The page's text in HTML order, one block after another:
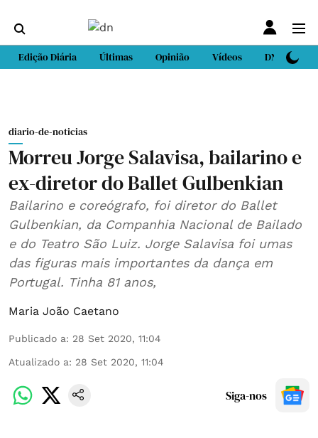
Edição Diária Últimas Opinião Vídeos DN Sport
diario-de-noticias
Morreu Jorge Salavisa, bailarino e
ex-diretor do Ballet Gulbenkian
Bailarino e coreógrafo, foi diretor do Ballet
Gulbenkian, da Companhia Nacional de Bailado
e do Teatro São Luiz. Jorge Salavisa foi umas
das figuras mais importantes da dança em
Portugal. Tinha 81 anos,
Maria João Caetano
Publicado a: 28 Set 2020, 11:04
Atualizado a: 28 Set 2020, 11:04
Siga-nos